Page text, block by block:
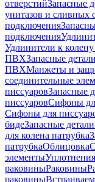
отверстийЗапасные
унитазов и сливных
подключения
подключения
Удлинители к
ПВХЗапасные
ПВХМанжеты и
соединительные
писсуаровЗапасные
писсуаровCифоны
Cифоны для
бидеЗапасные
для колена патрубка
патрубкаОблицовка
элементыУплотнения
раковиныРаковины
раковины